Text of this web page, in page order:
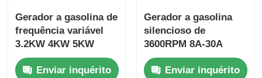
Gerador a gasolina de
frequência variável
3.2KW 4KW 5KW
Gerador silencioso a
gasolinaEnviar inquérito
Gerador a gasolina
silencioso de
3600RPM 8A-30A
1.5KW 2KW 2.5KW
3KW Enviar inquérito